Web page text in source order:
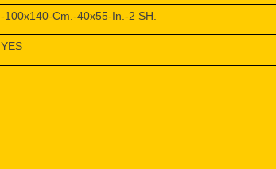
-100x140-Cm.-40x55-In.-2 SH.
YES